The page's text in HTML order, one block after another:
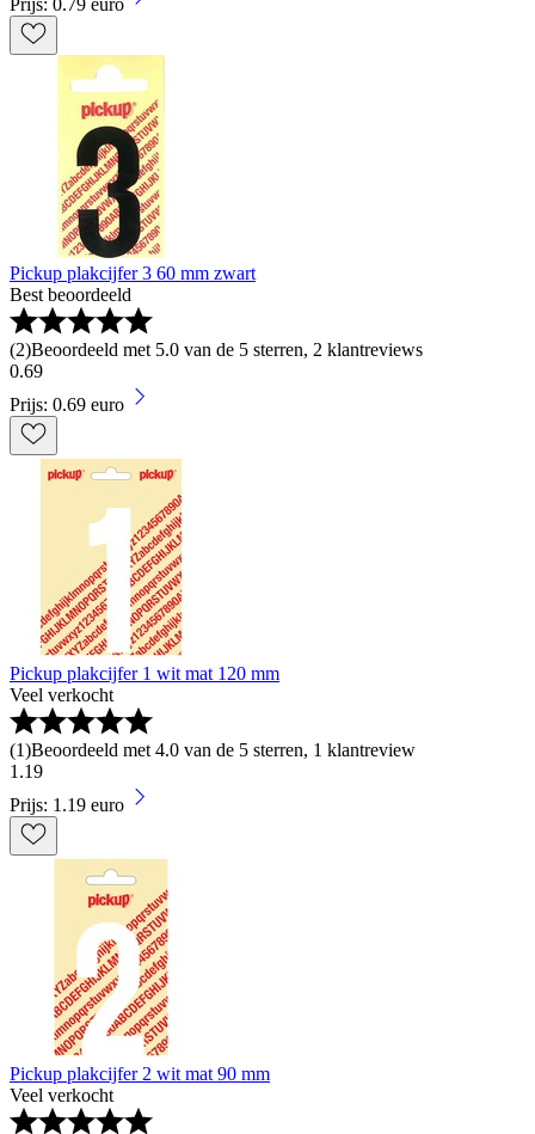
Prijs: 0.79 euro
Pickup plakcijfer 3 60 mm zwart
Best beoordeeld
(2)Beoordeeld met 5.0 van de 5 sterren, 2 klantreviews
0.69
Prijs: 0.69 euro
Pickup plakcijfer 1 wit mat 120 mm
Veel verkocht
(1)Beoordeeld met 4.0 van de 5 sterren, 1 klantreview
1 .19
Prijs: 1.19 euro
Pickup plakcijfer 2 wit mat 90 mm
Veel verkocht